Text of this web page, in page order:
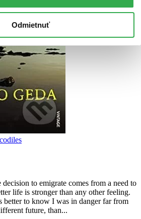
Odmietnuť
to emigrate comes from a need to
life is stronger than any other feeling.
better to know I was in danger far from
future, than...